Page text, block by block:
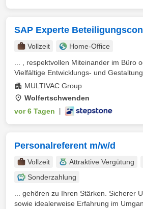
SAP Experte
Vollzeit
Home-Office
... , respektvollen Miteinander im Büro
Vielfältige Entwicklungs- und
MULTIVAC Group
Wolfertschwenden
vor 6 Tagen
Personalreferent m/w/d
Vollzeit Attraktive Vergütung
Sonderzahlung
... gehören zu Ihren Stärken. Sicherer
sowie idealerweise Erfahrung im